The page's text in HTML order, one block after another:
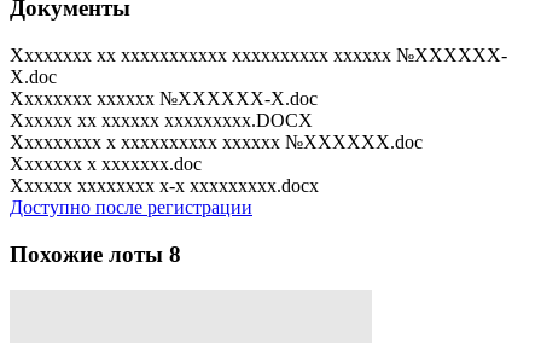
Документы
Xxxxxxxx xx xxxxxxxxxxx xxxxxxxxxx xxxxxx №XXXXXX-
X.doc
Xxxxxxxx xxxxxx №XXXXXX-X.doc
Xxxxxx xx xxxxxx xxxxxxxxx.DOCX
Xxxxxxxxx x xxxxxxxxxx xxxxxx №XXXXXX.doc
Xxxxxxx x xxxxxxx.doc
Xxxxxx xxxxxxxx x-x xxxxxxxxx.docx
Доступно после регистрации
Похожие лоты 8